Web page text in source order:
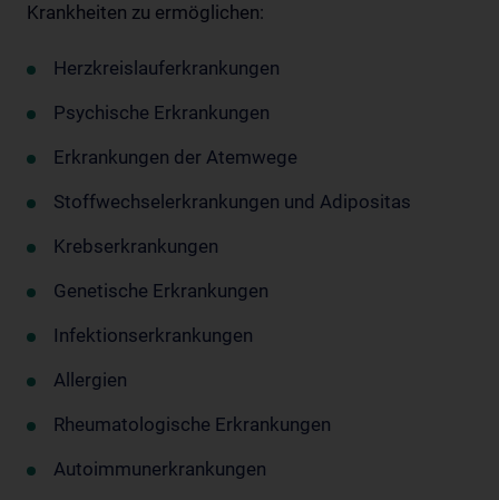
Krankheiten zu ermöglichen:
Herzkreislauferkrankungen
Psychische Erkrankungen
Erkrankungen der Atemwege
Stoffwechselerkrankungen und Adipositas
Krebserkrankungen
Genetische Erkrankungen
Infektionserkrankungen
Allergien
Rheumatologische Erkrankungen
Autoimmunerkrankungen